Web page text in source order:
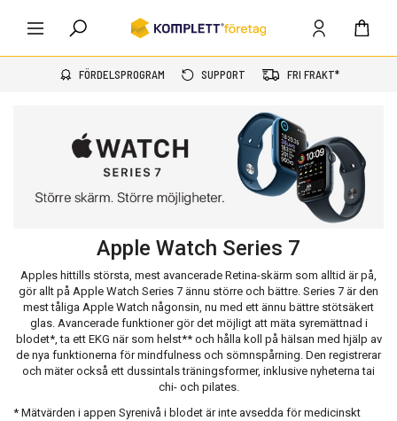
FÖRDELSPROGRAM SUPPORT FRI FRAKT*
Apple Watch Series 7
Apples hittills största, mest avancerade Retina-skärm som alltid är på,
gör allt på Apple Watch Series 7 ännu större och bättre. Series 7 är den
mest tåliga Apple Watch någonsin, nu med ett ännu bättre stötsäkert
glas. Avancerade funktioner gör det möjligt att mäta syremättnad i
blodet*, ta ett EKG när som helst** och hålla koll på hälsan med hjälp av
de nya funktionerna för mindfulness och sömnspårning. Den registrerar
och mäter också ett dussintals träningsformer, inklusive nyheterna tai
chi- och pilates.
* Mätvärden i appen Syrenivå i blodet är inte avsedda för medicinskt